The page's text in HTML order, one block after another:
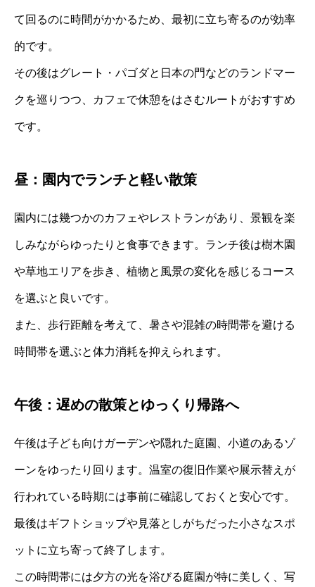
て回るのに時間がかかるため、最初に立ち寄るのが効率
的です。
その後はグレート・パゴダと日本の門などのランドマー
クを巡りつつ、カフェで休憩をはさむルートがおすすめ
です。
昼：園内でランチと軽い散策
園内には幾つかのカフェやレストランがあり、景観を楽
しみながらゆったりと食事できます。ランチ後は樹木園
や草地エリアを歩き、植物と風景の変化を感じるコース
を選ぶと良いです。
また、歩行距離を考えて、暑さや混雑の時間帯を避ける
時間帯を選ぶと体力消耗を抑えられます。
午後：遅めの散策とゆっくり帰路へ
午後は子ども向けガーデンや隠れた庭園、小道のあるゾ
ーンをゆったり回ります。温室の復旧作業や展示替えが
行われている時期には事前に確認しておくと安心です。
最後はギフトショップや見落としがちだった小さなスポ
ットに立ち寄って終了します。
この時間帯には夕方の光を浴びる庭園が特に美しく、写